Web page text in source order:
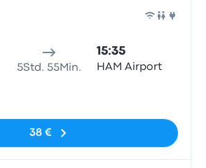
5Std. 55Min.
15:35
HAM Airport
38 €